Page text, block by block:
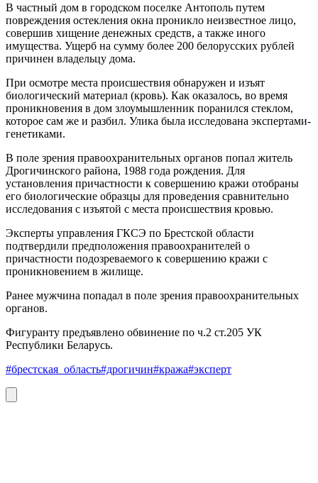
В частный дом в городском поселке Антополь путем
повреждения остекления окна проникло неизвестное лицо,
совершив хищение денежных средств, а также иного
имущества. Ущерб на сумму более 200 белорусских рублей
причинен владельцу дома.
При осмотре места происшествия обнаружен и изъят
биологический материал (кровь). Как оказалось, во время
проникновения в дом злоумышленник поранился стеклом,
которое сам же и разбил. Улика была исследована экспертами-
генетиками.
В поле зрения правоохранительных органов попал житель
Дрогичинского района, 1988 года рождения. Для
установления причастности к совершению кражи отобраны
его биологические образцы для проведения сравнительно
исследования с изъятой с места происшествия кровью.
Эксперты управления ГКСЭ по Брестской области
подтвердили предположения правоохранителей о
причастности подозреваемого к совершению кражи с
проникновением в жилище.
Ранее мужчина попадал в поле зрения правоохранительных
органов.
Фигуранту предъявлено обвинение по ч.2 ст.205 УК
Республики Беларусь.
#брестская_область#дрогичин#кража#эксперт